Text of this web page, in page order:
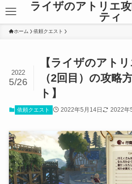
ライザのアトリエ
ティ
ホーム 依頼クエスト
【ライザのアト
（2回目）の攻略
ト】
2022
5/26
依頼クエスト 2022年5月14日 2022年